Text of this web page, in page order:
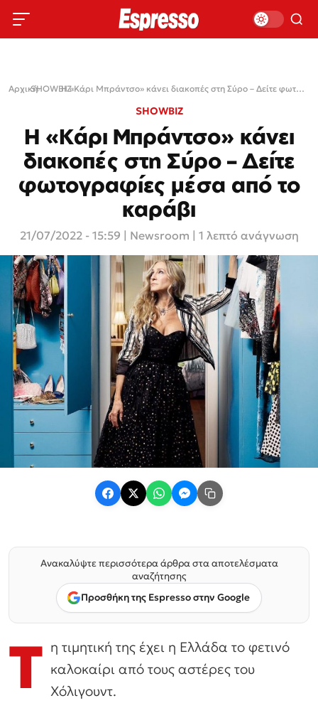
Αρχική›
SHOWBIZ› Η «Κάρι Μπράντσο» κάνει διακοπές στη Σύρο – Δείτε φωτογραφίες μέσα από το καράβι
SHOWBIZ
Η «Κάρι Μπράντσο» κάνει
διακοπές στη Σύρο – Δείτε
φωτογραφίες μέσα από το
καράβι
21/07/2022 - 15:59 Newsroom | 1 λεπτό ανάγνωση
Ανακαλύψτε περισσότερα άρθρα στα αποτελέσματα
αναζήτησης
Προσθήκη της Espresso στην Google
Τ η τιμητική της έχει η Ελλάδα το φετινό
καλοκαίρι από τους αστέρες του
Χόλιγουντ.